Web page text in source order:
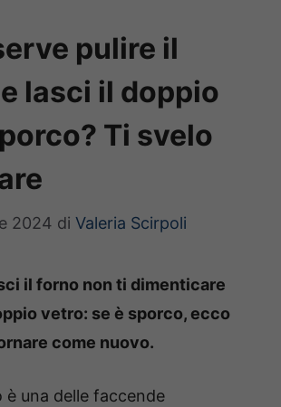
pulire il
lasci il doppio
Ti svelo
2024 di Valeria Scirpoli
il forno non ti dimenticare
vetro: se è sporco, ecco
come nuovo.
è una delle faccende